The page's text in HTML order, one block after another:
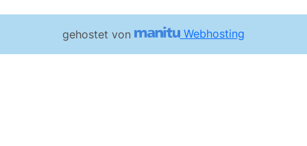
gehostet von Webhosting